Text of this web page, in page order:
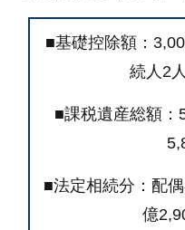
■基礎控除額：
続人2
■課税遺産総額：
■法定相続分：配
億